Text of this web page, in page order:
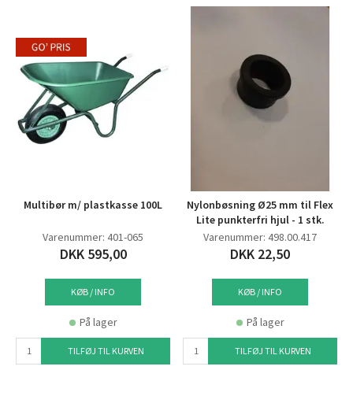
Multibør m/ plastkasse 100L
Varenummer: 401-065
DKK 595,00
KØB / INFO
På lager
TILFØJ TIL KURVEN
Nylonbøsning Ø25 mm til Flex
Lite punkterfri hjul - 1 stk.
Varenummer: 498.00.417
DKK 22,50
KØB / INFO
På lager
TILFØJ TIL KURVEN